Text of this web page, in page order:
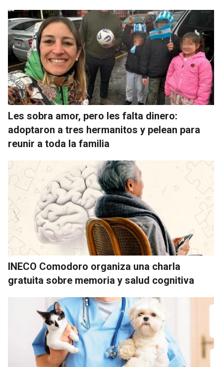
Les sobra amor, pero les falta dinero:
adoptaron a tres hermanitos y pelean para
reunir a toda la familia
INECO Comodoro organiza una charla
gratuita sobre memoria y salud cognitiva